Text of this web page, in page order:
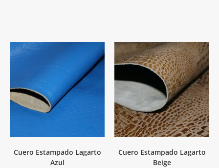
Cuero Estampado Lagarto
Azul
Cuero Estampado Lagarto
Beige